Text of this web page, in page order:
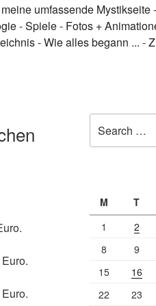
umfassende Mystikseite
-Spiele- Fotos +
-Wie alles begann ... -
for:
M
T
1
2
8
9
15
16
22
23